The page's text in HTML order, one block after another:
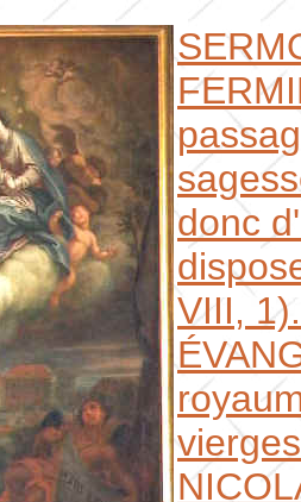
donc
VIII, 1).